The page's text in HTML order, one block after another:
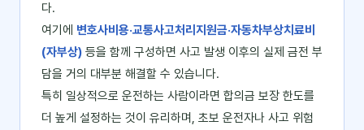
다.
여기에 변호사비용·교통사고처리지원금·자동차부상치료비
(자부상) 등을 함께 구성하면 사고 발생 이후의 실제 금전 부
담을 거의 대부분 해결할 수 있습니다.
특히 일상적으로 운전하는 사람이라면 합의금 보장 한도를
더 높게 설정하는 것이 유리하며, 초보 운전자나 사고 위험